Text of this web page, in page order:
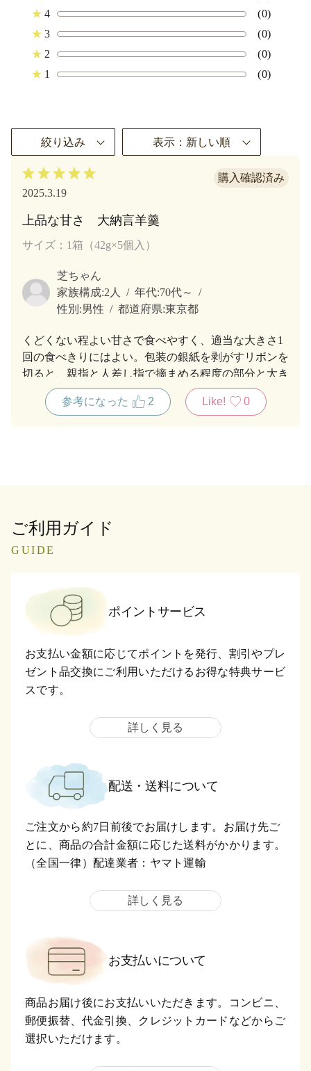
★ 4
(0)
★ 3
(0)
★ 2
(0)
★ 1 (0)
絞り込み 表示：新しい順
2025.3.19
上品な甘さ 大納言羊羹
サイズ：1箱（42g×5個入）
芝ちゃん
家族構成:2人 年代:70代～
性別:男性 都道府県:東京都
くどくない程よい甘さで食べやすく、適当な大きさ1
回の食べきりにはよい。包装の銀紙を剥がすリボンを
切ると、親指と人差し指で摘まめる程度の部分と大き
な食べる部分に分かれ、片手で食べやすく全く手が汚
れない。参考になった 2 Like! 0
ご利用ガイド
GUIDE
ポイントサービス
お支払い金額に応じてポイントを発行、割引やプレ
ゼント品交換にご利用いただけるお得な特典サービ
スです。
詳しく見る
配送・送料について
ご注文から約7日前後でお届けします。お届け先ご
とに、商品の合計金額に応じた送料がかかります。
（全国一律）配達業者：ヤマト運輸
詳しく見る
お支払いについて
商品お届け後にお支払いいただきます。コンビニ、
郵便振替、代金引換、クレジットカードなどからご
選択いただけます。